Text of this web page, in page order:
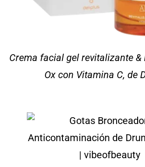
Crema facial gel revitalizante
Ox con Vitamina C, de